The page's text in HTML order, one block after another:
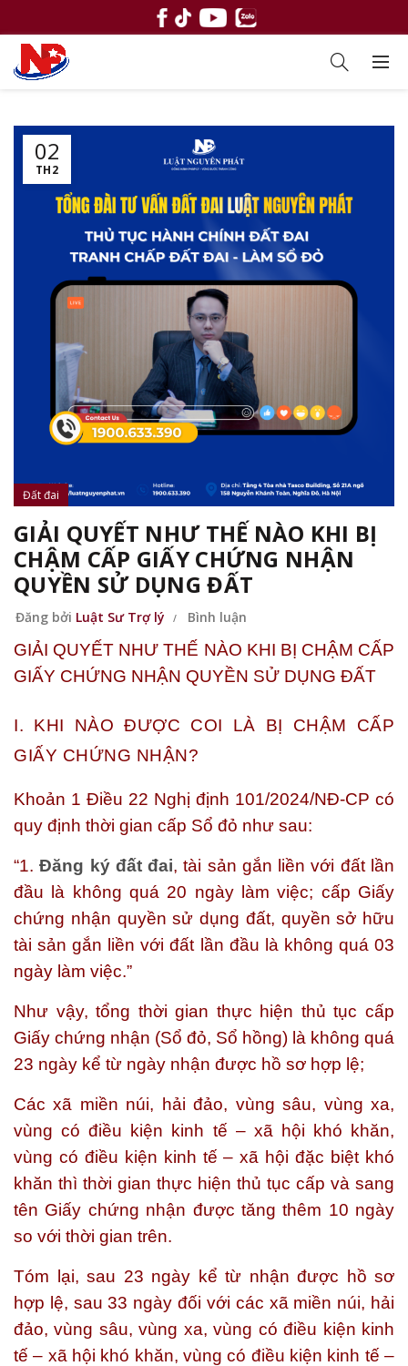
02
TH2
Đất đai
GIẢI QUYẾT NHƯ THẾ NÀO KHI BỊ
CHẬM CẤP GIẤY CHỨNG NHẬN
QUYỀN SỬ DỤNG ĐẤT
Đăng bởi Luật Sư Trợ lý Bình luận
GIẢI QUYẾT NHƯ THẾ NÀO KHI BỊ CHẬM CẤP
GIẤY CHỨNG NHẬN QUYỀN SỬ DỤNG ĐẤT
I. KHI NÀO ĐƯỢC COI LÀ BỊ CHẬM CẤP
GIẤY CHỨNG NHẬN?
Khoản 1 Điều 22 Nghị định 101/2024/NĐ-CP có
quy định thời gian cấp Sổ đỏ như sau:
“1.Đăng ký đất đai, tài sản gắn liền với đất lần
đầu là không quá 20 ngày làm việc; cấp Giấy
chứng nhận quyền sử dụng đất, quyền sở hữu
tài sản gắn liền với đất lần đầu là không quá 03
ngày làm việc.”
Như vậy, tổng thời gian thực hiện thủ tục cấp
Giấy chứng nhận (Sổ đỏ, Sổ hồng) là không quá
23 ngày kể từ ngày nhận được hồ sơ hợp lệ;
Các xã miền núi, hải đảo, vùng sâu, vùng xa,
vùng có điều kiện kinh tế – xã hội khó khăn,
vùng có điều kiện kinh tế – xã hội đặc biệt khó
khăn thì thời gian thực hiện thủ tục cấp và sang
tên Giấy chứng nhận được tăng thêm 10 ngày
so với thời gian trên.
Tóm lại, sau 23 ngày kể từ nhận được hồ sơ
hợp lệ, sau 33 ngày đối với các xã miền núi, hải
đảo, vùng sâu, vùng xa, vùng có điều kiện kinh
tế – xã hội khó khăn, vùng có điều kiện kinh tế –